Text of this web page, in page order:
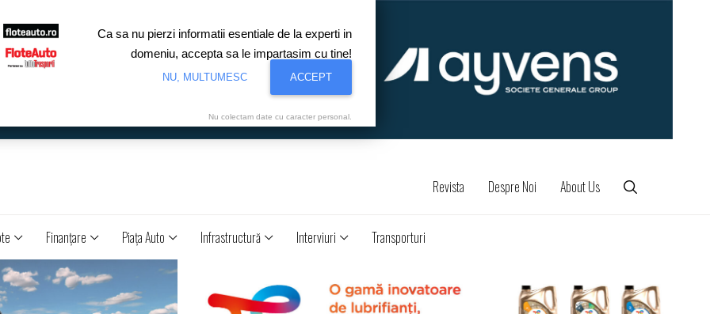
Revista Despre Noi About Us
Finanţare Piaţa Auto Infrastructură Interviuri Transporturi
Ca sa nu pierzi informatii esentiale de la experti in
domeniu, accepta sa le impartasim cu tine!
NU, MULTUMESC ACCEPT
Nu colectam date cu caracter personal.